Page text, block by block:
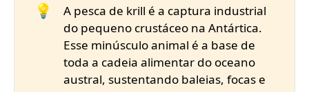
💡
A pesca de krill é a captura industrial
do pequeno crustáceo na Antártica.
Esse minúsculo animal é a base de
toda a cadeia alimentar do oceano
austral, sustentando baleias, focas e